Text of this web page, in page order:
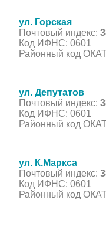
ул. Горская
Почтовый индекс:
Код ИФНС: 0601
Районный код
ул. Депутатов
Почтовый индекс:
Код ИФНС: 0601
Районный код
ул. К.Маркса
Почтовый индекс:
Код ИФНС: 0601
Районный код